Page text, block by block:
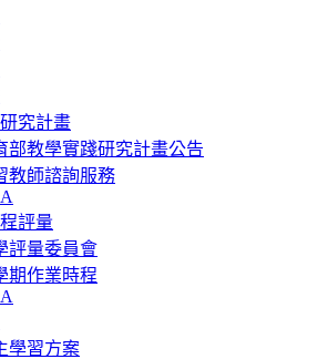
究計畫
部教學實踐研究計畫公告
教師諮詢服務
評量
評量委員會
期作業時程
學習方案